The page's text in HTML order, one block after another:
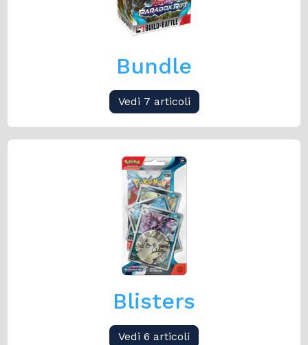
Bundle
Vedi 7 articoli
Blisters
Vedi 6 articoli